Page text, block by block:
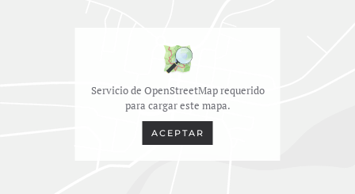
Servicio de OpenStreetMap requerido
para cargar este mapa.
ACEPTAR